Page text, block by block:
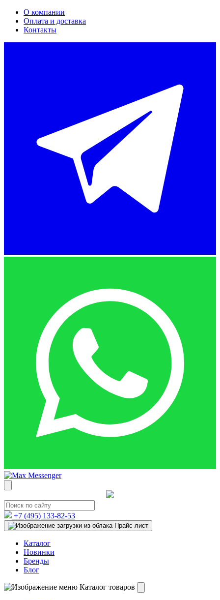
О компании
Оплата и доставка
Контакты
+7 (495) 133-82-53
Прайс лист
Каталог
Новинки
Бренды
Блог
Каталог товаров